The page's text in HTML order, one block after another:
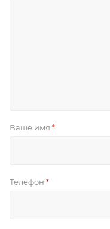
Ваше имя *
Телефон *